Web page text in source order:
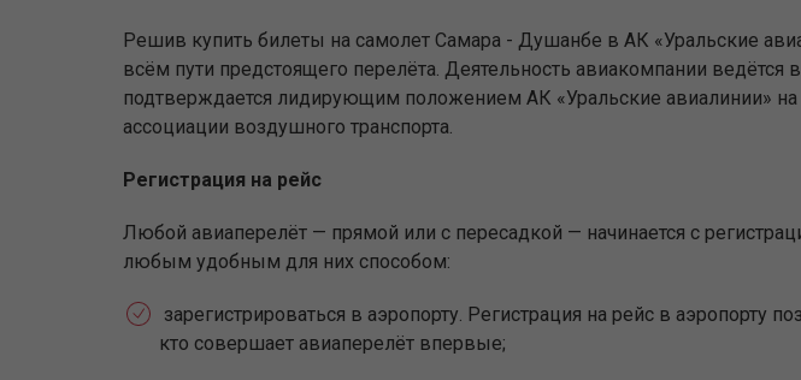
Решив купить билеты на самолет Самара - Душанбе в АК «Уральские
всём пути предстоящего перелёта. Деятельность авиакомпании
подтверждается лидирующим положением АК «Уральские авиалинии»
ассоциации воздушного транспорта.
Регистрация на рейс
Любой авиаперелёт — прямой или с пересадкой — начинается с
любым удобным для них способом:
зарегистрироваться в аэропорту. Регистрация на рейс в аэропорту
кто совершает авиаперелёт впервые;